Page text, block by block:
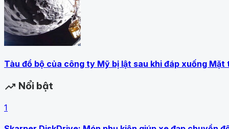
Tàu đổ bộ của công ty Mỹ bị lật sau khi đáp xuống Mặt
trending_up Nổi bật
1